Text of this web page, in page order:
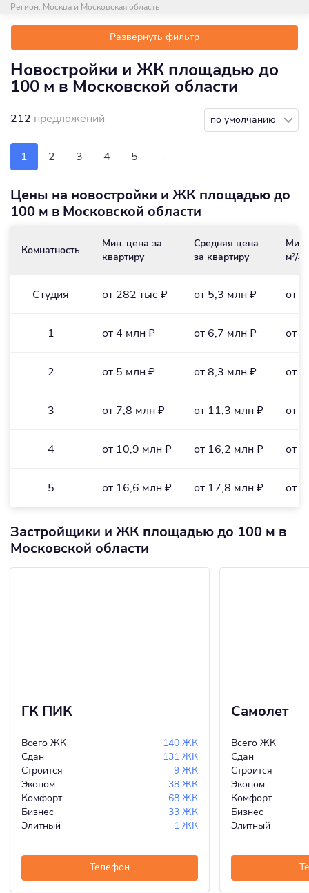
Регион: Москва и Московская область
Развернуть фильтр
Новостройки и ЖК площадью до
100 м в Московской области
212 предложений по умолчанию
1 2 3 4 5 ...
Цены на новостройки и ЖК площадью до
100 м в Московской области
Комнатность
Мин. цена за
квартиру
Средняя цена
за квартиру
Мин.
м2/₽
Студия от 282 тыс ₽ от 5,3 млн ₽ от
1 от 4 млн ₽ от 6,7 млн ₽ от
2 от 5 млн ₽ от 8,3 млн ₽ от
3 от 7,8 млн ₽ от 11,3 млн ₽ от
4 от 10,9 млн ₽ от 16,2 млн ₽ от
5 от 16,6 млн ₽ от 17,8 млн ₽ от
Застройщики и ЖК площадью до 100 м в
Московской области
ГК ПИК
Всего ЖК
140 ЖК
Сдан
131 ЖК
Строится
9 ЖК
Эконом
38 ЖК
Комфорт
68 ЖК
Бизнес
33 ЖК
Элитный
1 ЖК
Телефон
Самолет
Всего ЖК
Сдан
Строится
Эконом
Комфорт
Бизнес
Элитный